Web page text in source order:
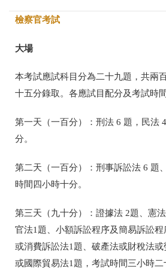
檢察官考試
大場
本考試應試科目分為二十九題，共兩
十五分錄取。各應試目配分及考試時
第一天（一百分）：刑法 6 題，民法
分。
第二天（一百分）：刑事訴訟法 6 題
時間四小時十分。
第三天（九十分）：證據法 2題、憲
官法1題、小額訴訟程序及簡易訴訟
或消費訴訟法1題、破產法或財稅法
或國際貿易法1題，考試時間三小時